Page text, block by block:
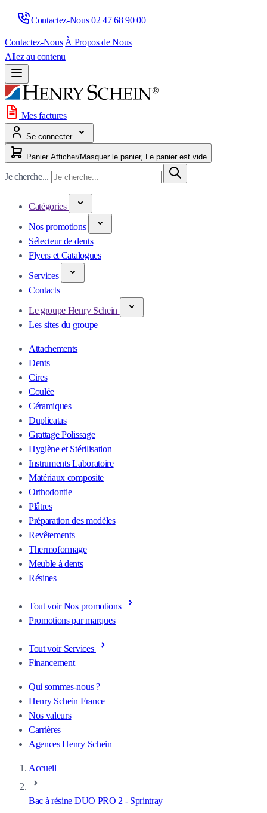
Contactez-Nous 02 47 68 90 00
Contactez-Nous À Propos de Nous
Allez au contenu
Mes factures
Se connecter
Panier Afficher/Masquer le panier, Le panier est vide
Je cherche...
Catégories
Nos promotions
Sélecteur de dents
Flyers et Catalogues
Services
Contacts
Le groupe Henry Schein
Les sites du groupe
Attachements
Dents
Cires
Coulée
Céramiques
Duplicatas
Grattage Polissage
Hygiène et Stérilisation
Instruments Laboratoire
Matériaux composite
Orthodontie
Plâtres
Préparation des modèles
Revêtements
Thermoformage
Meuble à dents
Résines
Tout voir Nos promotions
Promotions par marques
Tout voir Services
Financement
Qui sommes-nous ?
Henry Schein France
Nos valeurs
Carrières
Agences Henry Schein
Accueil
Bac à résine DUO PRO 2 - Sprintray